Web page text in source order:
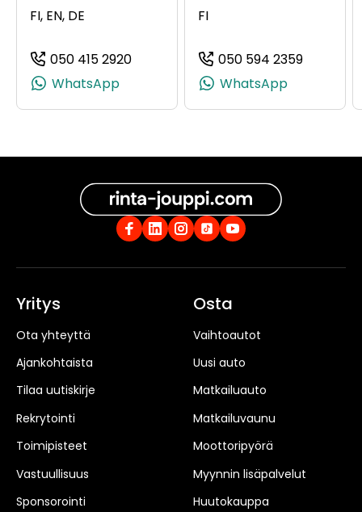
FI, EN, DE
050 415 2920
(+358504152920, 0504152920, +358
WhatsApp
FI
050 594 2359
WhatsApp
Yritys
Ota yhteyttä
Ajankohtaista
Tilaa uutiskirje
Rekrytointi
Toimipisteet
Vastuullisuus
Sponsorointi
Osta
Vaihtoautot
Uusi auto
Matkailuauto
Matkailuvaunu
Moottoripyörä
Myynnin lisäpalvelut
Huutokauppa